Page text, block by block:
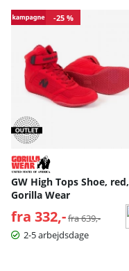
-25 %
GW High Tops Shoe, red,
Gorilla Wear
fra 332,- Normalpris:
fra 639,-
2-5 arbejdsdage